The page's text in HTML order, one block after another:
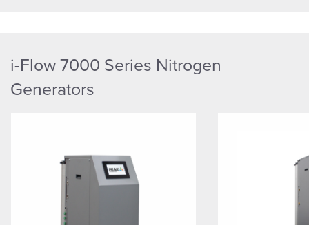
i-Flow 7000 Series Nitrogen
Generators